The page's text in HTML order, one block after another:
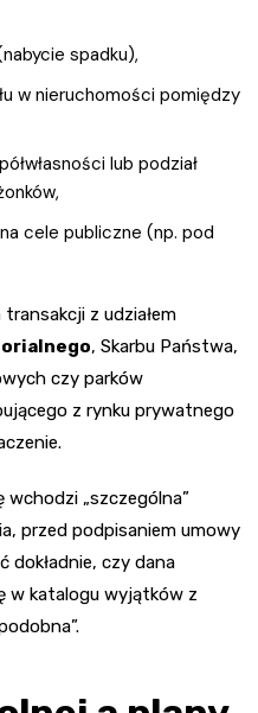
spadku),
w nieruchomości pomiędzy
lub podział
cele publiczne (np. pod
z udziałem
, Skarbu Państwa,
czy parków
z rynku prywatnego
wchodzi „szczególna”
przed podpisaniem umowy
czy dana
w katalogu wyjątków z